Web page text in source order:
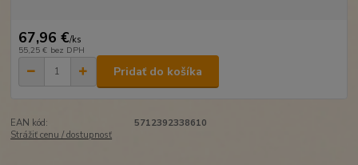
67,96 €/ks
55,25 € bez DPH
Pridať do košíka
EAN kód:
5712392338610
Strážiť cenu / dostupnosť